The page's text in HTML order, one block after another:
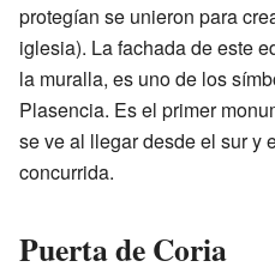
protegían se unieron para
iglesia). La fachada de este
la muralla, es uno de los
Plasencia. Es el primer
se ve al llegar desde el sur y
concurrida.
Puerta de Coria